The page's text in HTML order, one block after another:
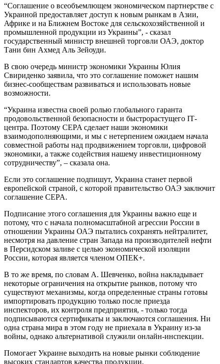
“Соглашение о всеобъемлющем экономическом партнерстве с
Украиной предоставляет доступ к новым рынкам в Азии,
Африке и на Ближнем Востоке для сельскохозяйственной и
промышленной продукции из Украины”, - сказал
государственный министр внешней торговли ОАЭ, доктор
Тани бин Ахмед Аль Зейоуди.
В свою очередь министр экономики Украины Юлия
Свириденко заявила, что это соглашение поможет нашим
бизнес-сообществам развиваться и использовать новые
возможности.
“Украина известна своей ролью глобального гаранта
продовольственной безопасности и быстрорастущего ІТ-
центра. Поэтому CEPA сделает наши экономики
взаимодополняющими, и мы с нетерпением ожидаем начала
совместной работы над продвижением торговли, цифровой
экономики, а также содействия нашему инвестиционному
сотрудничеству”, – сказала она.
Если это соглашение подпишут, Украина станет первой
европейской страной, с которой правительство ОАЭ заключит
соглашение CEPA.
Подписание этого соглашения для Украины важно еще и
потому, что с начала полномасштабной агрессии России в
отношении Украины ОАЭ пытались сохранять нейтралитет,
несмотря на давление стран Запада на производителей нефти
в Персидском заливе с целью экономической изоляции
России, которая является членом ОПЕК+.
В то же время, по словам А. Шевченко, война накладывает
некоторые ограничения на открытие рынков, потому что
существуют механизмы, когда определенные страны готовы
импортировать продукцию только после приезда
инспекторов, их контроля предприятия, - только тогда
подписываются сертификаты и заключаются соглашения. Ни
одна страна мира в этом году не приехала в Украину из-за
войны, однако альтернативой служили онлайн-инспекции.
Помогает Украине выходить на новые рынки соблюдение
высоких стандартов качества продукции.